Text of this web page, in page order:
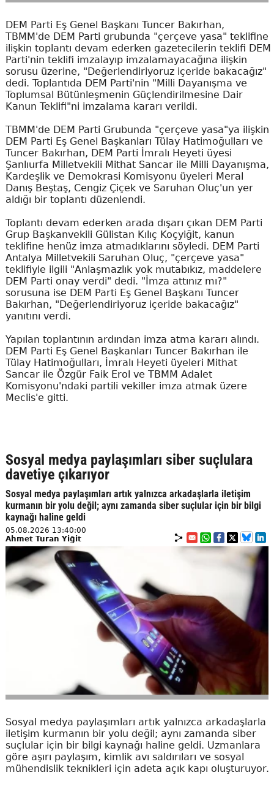
DEM Parti Eş Genel Başkanı Tuncer Bakırhan,
TBMM'de DEM Parti grubunda "çerçeve yasa" teklifine
ilişkin toplantı devam ederken gazetecilerin teklifi DEM
Parti'nin teklifi imzalayıp imzalamayacağına ilişkin
sorusu üzerine, "Değerlendiriyoruz içeride bakacağız"
dedi. Toplantıda DEM Parti'nin "Milli Dayanışma ve
Toplumsal Bütünleşmenin Güçlendirilmesine Dair
Kanun Teklifi"ni imzalama kararı verildi.
TBMM'de DEM Parti Grubunda "çerçeve yasa"ya ilişkin
DEM Parti Eş Genel Başkanları Tülay Hatimoğulları ve
Tuncer Bakırhan, DEM Parti İmralı Heyeti üyesi
Şanlıurfa Milletvekili Mithat Sancar ile Milli Dayanışma,
Kardeşlik ve Demokrasi Komisyonu üyeleri Meral
Danış Beştaş, Cengiz Çiçek ve Saruhan Oluç'un yer
aldığı bir toplantı düzenlendi.
Toplantı devam ederken arada dışarı çıkan DEM Parti
Grup Başkanvekili Gülistan Kılıç Koçyiğit, kanun
teklifine henüz imza atmadıklarını söyledi. DEM Parti
Antalya Milletvekili Saruhan Oluç, "çerçeve yasa"
teklifiyle ilgili "Anlaşmazlık yok mutabıkız, maddelere
DEM Parti onay verdi" dedi. "İmza attınız mı?"
sorusuna ise DEM Parti Eş Genel Başkanı Tuncer
Bakırhan, "Değerlendiriyoruz içeride bakacağız"
yanıtını verdi.
Yapılan toplantının ardından imza atma kararı alındı.
DEM Parti Eş Genel Başkanları Tuncer Bakırhan ile
Tülay Hatimoğulları, İmralı Heyeti üyeleri Mithat
Sancar ile Özgür Faik Erol ve TBMM Adalet
Komisyonu'ndaki partili vekiller imza atmak üzere
Meclis'e gitti.
Sosyal medya paylaşımları siber suçlulara
davetiye çıkarıyor
Sosyal medya paylaşımları artık yalnızca arkadaşlarla iletişim
kurmanın bir yolu değil; aynı zamanda siber suçlular için bir bilgi
kaynağı haline geldi
05.08.2026 13:40:00
Ahmet Turan Yiğit
Sosyal medya paylaşımları artık yalnızca arkadaşlarla
iletişim kurmanın bir yolu değil; aynı zamanda siber
suçlular için bir bilgi kaynağı haline geldi. Uzmanlara
göre aşırı paylaşım, kimlik avı saldırıları ve sosyal
mühendislik teknikleri için adeta açık kapı oluşturuyor.